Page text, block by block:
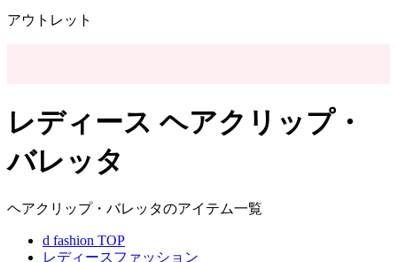
アウトレット
レディース ヘアクリップ・
バレッタ
ヘアクリップ・バレッタのアイテム一覧
d fashion TOP
レディースファッション